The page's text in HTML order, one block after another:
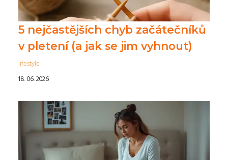
5 nejčastějších chyb začátečníků
v pletení (a jak se jim vyhnout)
lifestyle
18. 06. 2026